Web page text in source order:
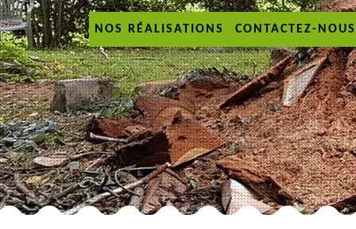
NOS RÉALISATIONS CONTACTEZ-